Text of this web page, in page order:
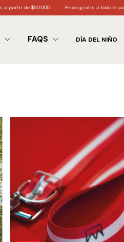
Envío gratis a todo el país partir de $200.000
FAQS DÍA DEL NIÑO